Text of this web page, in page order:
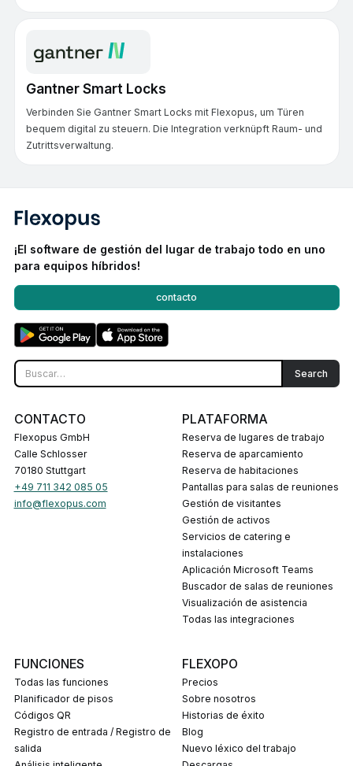
Gantner Smart Locks
Verbinden Sie Gantner Smart Locks mit Flexopus, um Türen
bequem digital zu steuern. Die Integration verknüpft Raum- und
Zutrittsverwaltung.
¡El software de gestión del lugar de trabajo todo en uno
para equipos híbridos!
contacto
CONTACTO
Flexopus GmbH
Calle Schlosser
70180 Stuttgart
+49 711 342 085 05
info@flexopus.com
PLATAFORMA
Reserva de lugares de trabajo
Reserva de aparcamiento
Reserva de habitaciones
Pantallas para salas de reuniones
Gestión de visitantes
Gestión de activos
Servicios de catering e
instalaciones
Aplicación Microsoft Teams
Buscador de salas de reuniones
Visualización de asistencia
Todas las integraciones
FUNCIONES
Todas las funciones
Planificador de pisos
Códigos QR
Registro de entrada / Registro de
salida
FLEXOPO
Precios
Sobre nosotros
Historias de éxito
Blog
Nuevo léxico del trabajo